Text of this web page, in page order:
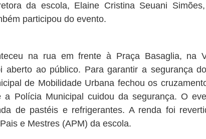
da escola, Elaine Cristina Seuani
participou do evento.
na rua em frente à Praça Basaglia, na
aberto ao público. Para garantir a segurança
de Mobilidade Urbana fechou os
a Polícia Municipal cuidou da segurança. O
de pastéis e refrigerantes. A renda foi
e Mestres (APM) da escola.